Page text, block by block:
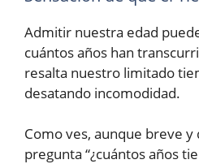
Admitir nuestra edad
cuántos años han
resalta nuestro limitado
desatando incomodidad.
Como ves, aunque breve
pregunta “¿cuántos años